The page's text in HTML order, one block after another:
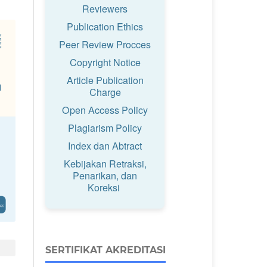
Reviewers
Publication Ethics
Peer Review Procces
Copyright Notice
Article Publication
Charge
Open Access Policy
Plagiarism Policy
Index dan Abtract
Kebijakan Retraksi,
Penarikan, dan
Koreksi
SERTIFIKAT AKREDITASI